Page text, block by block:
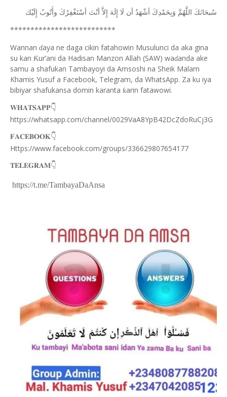
ﺳُﺒﺤَﺎﻧَﻚَ ﺍﻟﻠَّﻬُﻢَّ ﻭَﺑِﺤَﻤْﺪِﻙَ ﺃﺷْﻬَﺪُ ﺃﻥ ﻟَﺎ ﺇِﻟَﻪَ ﺇِﻻَّ ﺃﻧْﺖَ ﺃﺳْﺘَﻐْﻔِﺮُﻙَ ﻭﺃَﺗُﻮﺏُ ﺇِﻟَﻴْﻚ
**************************
Wannan ɗaya ne daga cikin fatahowin Musulunci da aka gina
su kan Ƙur’ani da Hadisan Manzon Allah (SAW) waɗanda ake
samu a shafukan Tambayoyi da Amsoshi na Sheik Malam
Khamis Yusuf a Facebook, Telegram, da WhatsApp. Za ku iya
bibiyar shafukansa domin karanta ƙarin fatawowi.
𝐖𝐇𝐀𝐓𝐒𝐀𝐏𝐏👇
https://whatsapp.com/channel/0029VaA8YpB42DcZdoRuCj3G
𝐅𝐀𝐂𝐄𝐁𝐎𝐎𝐊👇
Https://www.facebook.com/groups/336629807654177
𝐓𝐄𝐋𝐄𝐆𝐑𝐀𝐌👇
https://t.me/TambayaDaAnsa